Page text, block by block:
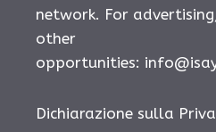
network. For
other
opportunities:
Dichiarazione sulla